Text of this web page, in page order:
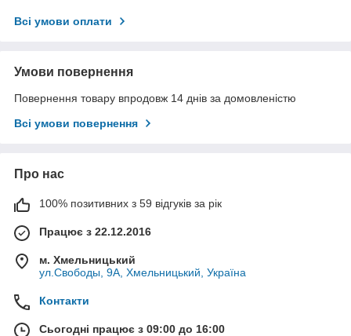
Всі умови оплати
Умови повернення
Повернення товару впродовж 14 днів за домовленістю
Всі умови повернення
Про нас
100% позитивних з 59 відгуків за рік
Працює з 22.12.2016
м. Хмельницький
ул.Свободы, 9А, Хмельницький, Україна
Контакти
Сьогодні працює з 09:00 до 16:00